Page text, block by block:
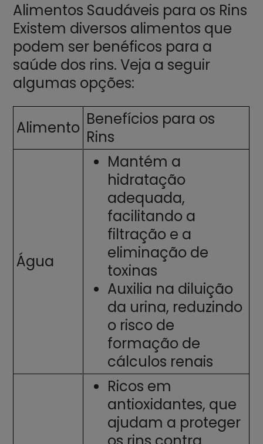
Alimentos Saudáveis para os Rins
Existem diversos alimentos que
podem ser benéficos para a
saúde dos rins. Veja a seguir
algumas opções:
Alimento Benefícios para os
Rins
Água
Mantém a
hidratação
adequada,
facilitando a
filtração e a
eliminação de
toxinas
Auxilia na diluição
da urina, reduzindo
o risco de
formação de
cálculos renais
Ricos em
antioxidantes, que
ajudam a proteger